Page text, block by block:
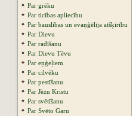
Par grēku
Par ticības apliecību
Par bauslības un evaņģēlija atšķirību
Par Dievu
Par radīšanu
Par Dievu Tēvu
Par eņģeļiem
Par cilvēku
Par pestīšanu
Par Jēzu Kristu
Par svētīšanu
Par Svēto Garu